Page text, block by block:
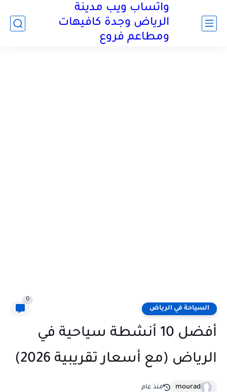
واتساب ويب مدينة
الرياض وجدة كافيهات
ومطاعم فروع
السياحة في الرياض
0
أفضل 10 أنشطة سياحية في
الرياض (مع أسعار تقريبية 2026)
mourad منذ عام